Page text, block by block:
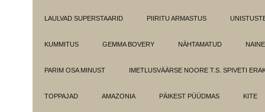
LAULVAD SUPERSTAARID PIIRITU ARMASTUS
KUMMITUS GEMMA BOVERY NÄHTAMATUD
PARIM OSA MINUST IMETLUSVÄÄRSE NOORE T.S. SPIVETI
TOPPAJAD AMAZONIA PÄIKEST PÜÜDMAS KITE